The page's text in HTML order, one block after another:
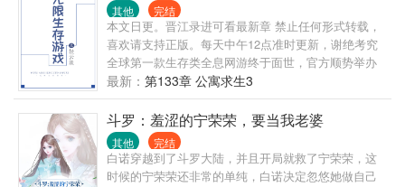
其他 完结
本文日更。晋江录进可看最新章 禁止任何形式转载，
喜欢请支持正版。每天中午12点准时更新，谢绝考究
全球第一款生存类全息网游终于面世，官方顺势举办
第一届无尽生存比赛进行游戏推广。 苏寒作为生存狂
人，迫不及待报名参加。 恶性通货膨胀环境下如何生
存？ 自然灾害发生时如何求生？ 被困海上如何努力活
下去？ …… 面对种种困境，苏寒应对起来游刃有余。
顺便拉上志同道合的小伙伴，一起生存到最后。 阅读
须知： ·1洁党，日更，苏爽不虐 ·> ·单元剧形式，男
最新： 第133章 公寓求生3
斗罗：羞涩的宁荣荣，要当我老婆
其他 完结
白诺穿越到了斗罗大陆，并且开局就救了宁荣荣，这
时候的宁荣荣还非常的单纯，白诺决定忽悠她做自己